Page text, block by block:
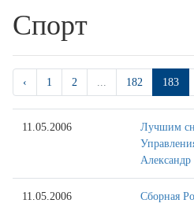
Спорт
‹ 1 2 ... 182 183
11.05.2006
Лучшим
11.05.2006
Сборная